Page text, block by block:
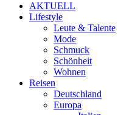
AKTUELL
Lifestyle
Leute & Talente
Mode
Schmuck
Schönheit
Wohnen
Reisen
Deutschland
Europa